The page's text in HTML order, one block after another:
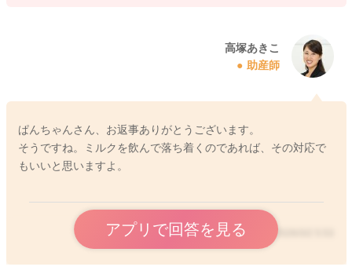
また、少し離れざるを得ない状況のときには、たくさん話しか
かっていますので、声が聞こえることで、ママさんが近くにい
まだまだ産後1ヶ月で、ママさんも身体がしんどい時期と思いま
すが、お子さんは泣いたらママさんがしっかりと対応してくれ
ることを覚えていくうちに、ママさんとの信頼関係ができてき
がわかれば、必要な時にだけ泣くようになってきますので、マ
マさんもお子さんがお昼寝している時には一緒に休息を取りつ
つ、ご様子を見てあげてくださいね。
高塚あきこ
助産師
ぱんちゃんさん、お返事ありがとうございます。
そうですね。ミルクを飲んで落ち着くのであれば、その対応で
もいいと思いますよ。
アプリで回答を見る 2026/3/2 5:53